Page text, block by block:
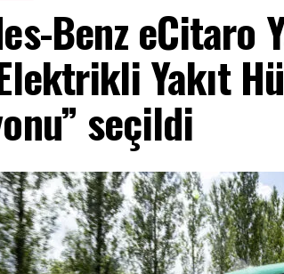
Benz eCitaro
Yakıt
seçildi